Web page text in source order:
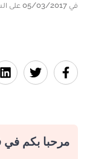
في 05/03/2017 على الساعة 15:16
مرحبا بكم في